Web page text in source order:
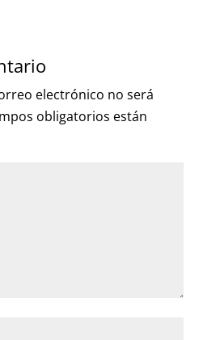
electrónico no será
obligatorios están